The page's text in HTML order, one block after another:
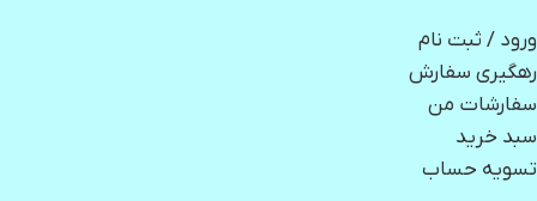
ورود / ثبت نام
رهگیری سفارش
سفارشات من
سبد خرید
تسویه حساب